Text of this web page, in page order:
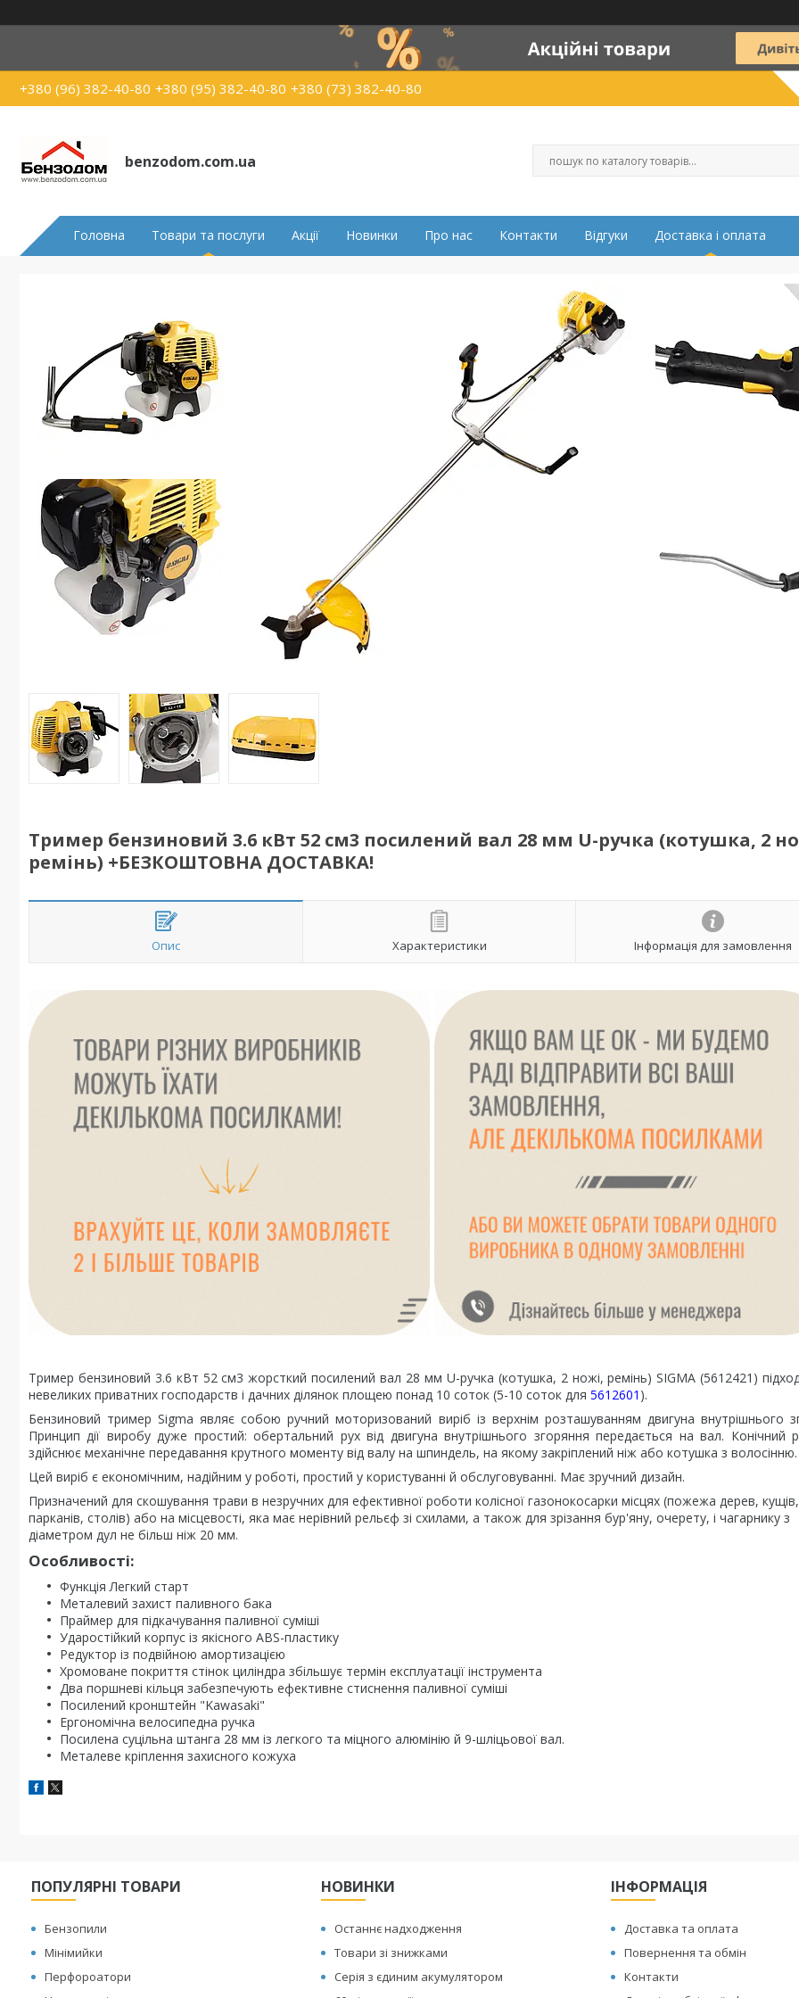
+380 (96) 382-40-80 +380 (95) 382-40-80 +380 (73) 382-40-80
benzodom.com.ua
Головна Товари та послуги Акції Новинки Про нас Контакти Відгуки Доставка і оплата
Тример бензиновий 3.6 кВт 52 см3 посилений вал 28 мм U-ручка (котушка, 2
ремінь) +БЕЗКОШТОВНА ДОСТАВКА!
Опис Характеристики Інформація для замовлення
Тример бензиновий 3.6 кВт 52 см3 жорсткий посилений вал 28 мм U-ручка (котушка, 2 ножі, ремінь) SIGMA (5612421)
невеликих приватних господарств і дачних ділянок площею понад 10 соток (5-10 соток для 5612601 ).
Бензиновий тример Sigma являє собою ручний моторизований виріб із верхнім розташуванням двигуна внутрішнього
Принцип дії виробу дуже простий: обертальний рух від двигуна внутрішнього згоряння передається на вал. Конічний
здійснює механічне передавання крутного моменту від валу на шпиндель, на якому закріплений ніж або котушка з волосінню.
Цей виріб є економічним, надійним у роботі, простий у користуванні й обслуговуванні. Має зручний дизайн.
Призначений для скошування трави в незручних для ефективної роботи колісної газонокосарки місцях (пожежа дерев, кущів,
парканів, столів) або на місцевості, яка має нерівний рельєф зі схилами, а також для зрізання бур'яну, очерету, і чагарнику з
діаметром дул не більш ніж 20 мм.
Особливості:
Функція Легкий старт
Металевий захист паливного бака
Праймер для підкачування паливної суміші
Ударостійкий корпус із якісного ABS-пластику
Редуктор із подвійною амортизацією
Хромоване покриття стінок циліндра збільшує термін експлуатації інструмента
Два поршневі кільця забезпечують ефективне стиснення паливної суміші
Посилений кронштейн "Kawasaki"
Ергономічна велосипедна ручка
Посилена суцільна штанга 28 мм із легкого та міцного алюмінію й 9-шліцьової вал.
Металеве кріплення захисного кожуха
ПОПУЛЯРНІ ТОВАРИ
Бензопили
Мінімийки
Перфороатори
НОВИНКИ
Останнє надходження
Товари зі знижками
Серія з єдиним акумулятором
ІНФОРМАЦІЯ
Доставка та оплата
Повернення та обмін
Контакти